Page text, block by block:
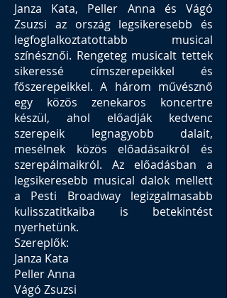
Janza Kata, Peller Anna és Vágó
Zsuzsi az ország legsikeresebb és
legfoglalkoztatottabb musical
színésznői. Rengeteg musicalt tettek
sikeressé címszerepeikkel és
főszerepeikkel. A három művésznő
egy közös zenekaros koncertre
készül, ahol előadják kedvenc
szerepeik legnagyobb dalait,
mesélnek közös előadásaikról és
szerepálmaikról. Az előadásban a
legsikeresebb musical dalok mellett
a Pesti Broadway legizgalmasabb
kulisszatitkaiba is betekintést
nyerhetünk.
Szereplők:
Janza Kata
Peller Anna
Vágó Zsuzsi